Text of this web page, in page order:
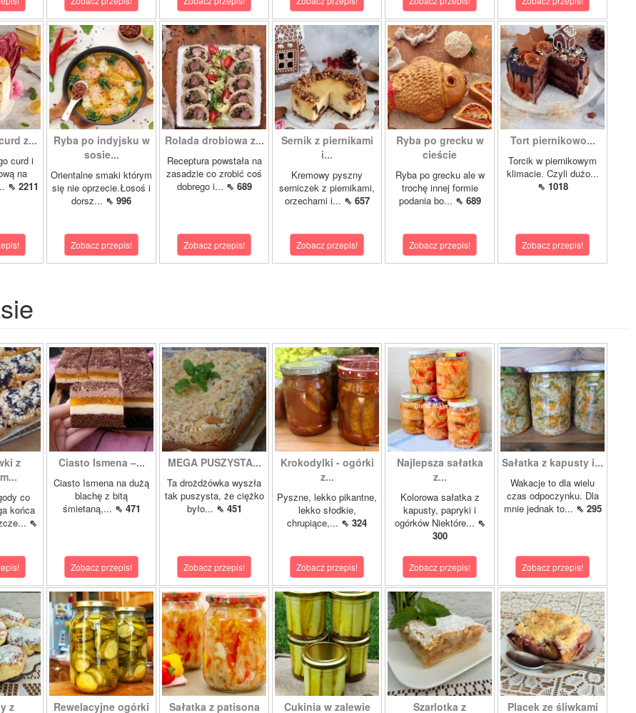
z...
curd i
na
⇖ 2211
Ryba po indyjsku w
sosie...
Orientalne smaki którym
się nie oprzecie.Łosoś i
dorsz... ⇖ 996
Zobacz przepis!
Rolada drobiowa z...
Receptura powstała na
zasadzie co zrobić coś
dobrego i... ⇖ 689
Zobacz przepis!
Sernik z piernikami
i...
Kremowy pyszny
serniczek z piernikami,
orzechami i... ⇖ 657
Zobacz przepis!
Ryba po grecku w
cieście
Ryba po grecku ale w
trochę innej formie
podania bo... ⇖ 689
Zobacz przepis!
Tort piernikowo...
Torcik w piernikowym
klimacie. Czyli dużo...
⇖ 1018
Zobacz przepis!
z
co
końca
⇖
Ciasto Ismena –...
Ciasto Ismena na dużą
blachę z bitą
śmietaną,... ⇖ 471
Zobacz przepis!
MEGA PUSZYSTA...
Ta drożdżówka wyszła
tak puszysta, że ciężko
było... ⇖ 451
Zobacz przepis!
Krokodylki - ogórki
z...
Pyszne, lekko pikantne,
lekko słodkie,
chrupiące,... ⇖ 324
Zobacz przepis!
Najlepsza sałatka
z...
Kolorowa sałatka z
kapusty, papryki i
ogórków Niektóre... ⇖
300
Zobacz przepis!
Sałatka z kapusty i...
Wakacje to dla wielu
czas odpoczynku. Dla
mnie jednak to... ⇖ 295
Zobacz przepis!
z Rewelacyjne ogórki Sałatka z patisona Cukinia w zalewie Szarlotka z Placek ze śliwkami